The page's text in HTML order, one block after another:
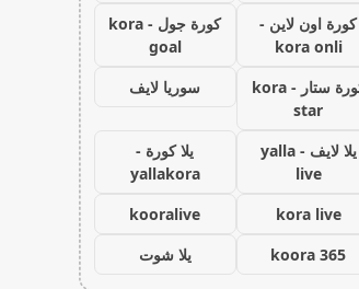
كورة اون لاين -
kora onli
كورة جول - kora
goal
كورة ستار - kora
star
سوريا لايف
يلا لايف - yalla
live
يلا كورة -
yallakora
kora live
kooralive
koora 365
يلا شوت